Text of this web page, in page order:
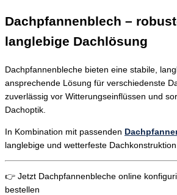
Dachpfannenblech –
langlebige Dachlösung
Dachpfannenbleche bieten eine stabile,
ansprechende Lösung für verschiedenste
zuverlässig vor Witterungseinflüssen und
Dachoptik.
In Kombination mit passenden
langlebige und wetterfeste Dachkonstruktion.
👉 Jetzt Dachpfannenbleche online
bestellen